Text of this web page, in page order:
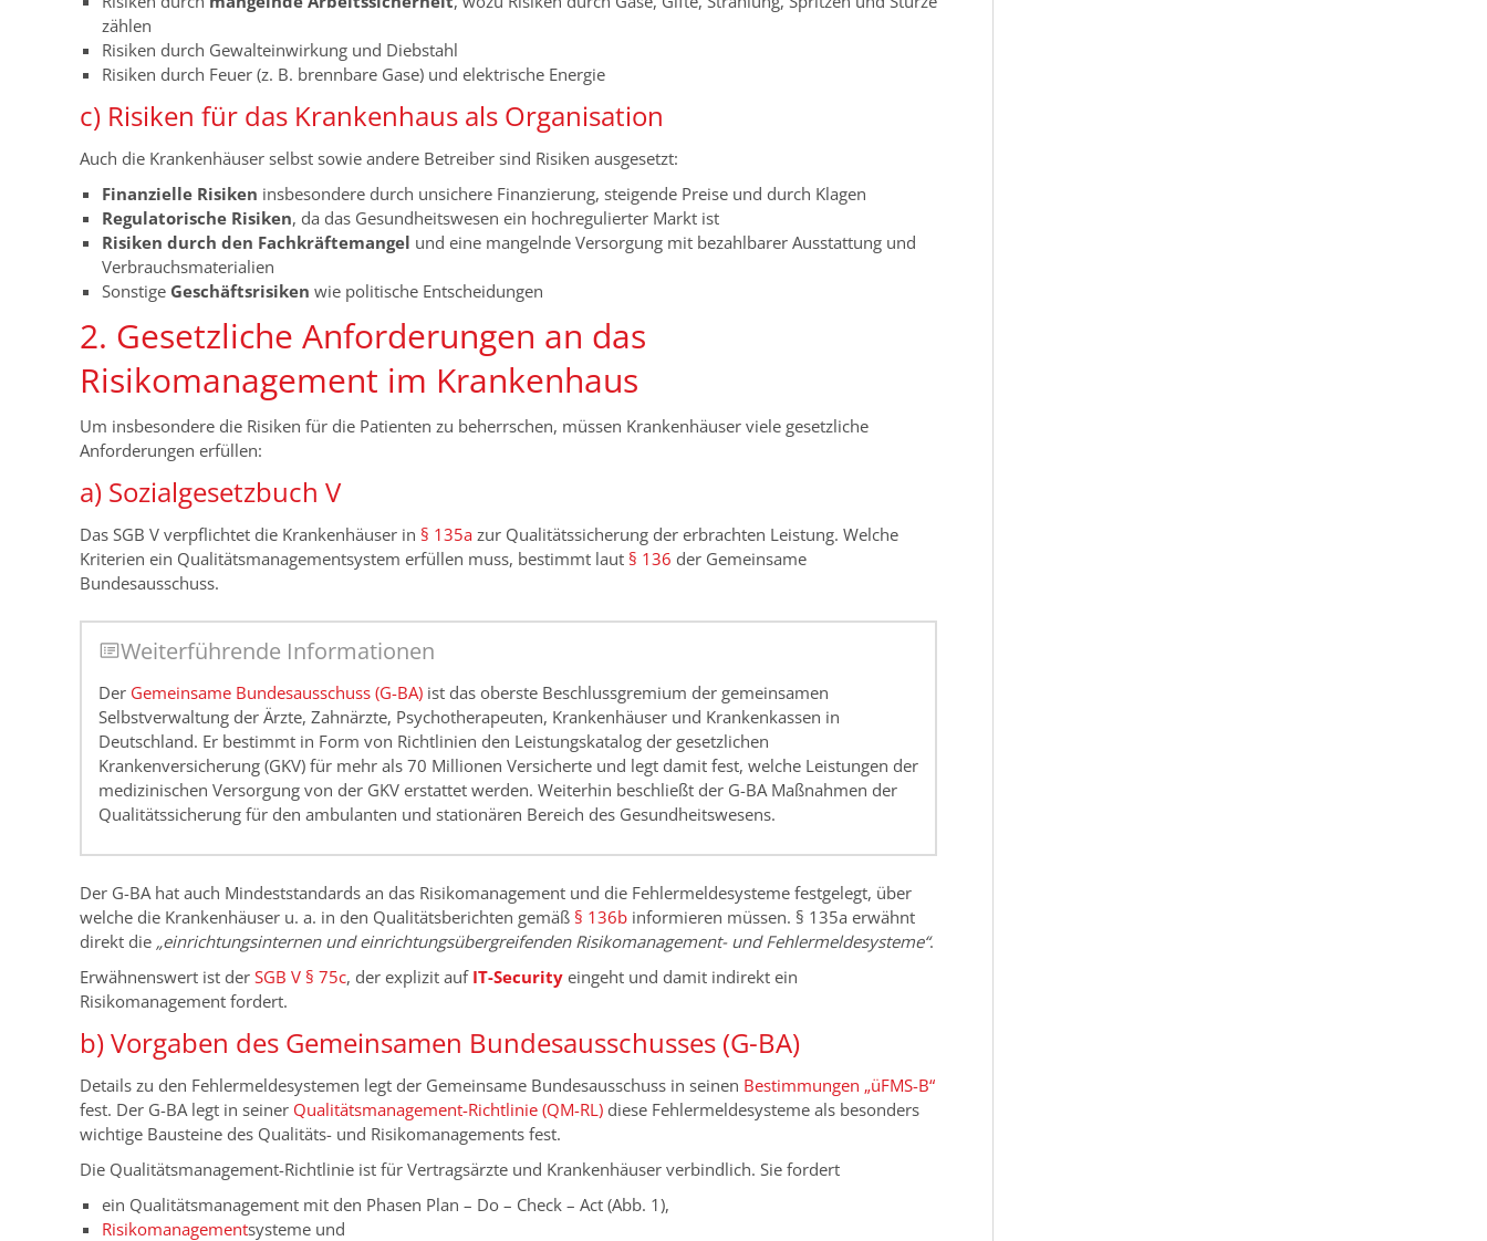
zählen
Risiken durch Gewalteinwirkung und Diebstahl
Risiken durch Feuer (z. B. brennbare Gase) und elektrische Energie
c) Risiken für das Krankenhaus als Organisation
Auch die Krankenhäuser selbst sowie andere Betreiber sind Risiken ausgesetzt:
Finanzielle Risiken insbesondere durch unsichere Finanzierung, steigende Preise und durch Klagen
Regulatorische Risiken, da das Gesundheitswesen ein hochregulierter Markt ist
Risiken durch den Fachkräftemangel und eine mangelnde Versorgung mit bezahlbarer Ausstattung und
Verbrauchsmaterialien
Sonstige Geschäftsrisiken wie politische Entscheidungen
2. Gesetzliche Anforderungen an das
Risikomanagement im Krankenhaus
Um insbesondere die Risiken für die Patienten zu beherrschen, müssen Krankenhäuser viele gesetzliche
Anforderungen erfüllen:
a) Sozialgesetzbuch V
Das SGB V verpflichtet die Krankenhäuser in § 135a zur Qualitätssicherung der erbrachten Leistung. Welche
Kriterien ein Qualitätsmanagementsystem erfüllen muss, bestimmt laut § 136 der Gemeinsame
Bundesausschuss.
Weiterführende Informationen
Der Gemeinsame Bundesausschuss (G-BA) ist das oberste Beschlussgremium der gemeinsamen
Selbstverwaltung der Ärzte, Zahnärzte, Psychotherapeuten, Krankenhäuser und Krankenkassen in
Deutschland. Er bestimmt in Form von Richtlinien den Leistungskatalog der gesetzlichen
Krankenversicherung (GKV) für mehr als 70 Millionen Versicherte und legt damit fest, welche Leistungen der
medizinischen Versorgung von der GKV erstattet werden. Weiterhin beschließt der G-BA Maßnahmen der
Qualitätssicherung für den ambulanten und stationären Bereich des Gesundheitswesens.
Der G-BA hat auch Mindeststandards an das Risikomanagement und die Fehlermeldesysteme festgelegt, über
welche die Krankenhäuser u. a. in den Qualitätsberichten gemäß § 136b informieren müssen. § 135a erwähnt
direkt die „einrichtungsinternen und einrichtungsübergreifenden Risikomanagement- und Fehlermeldesysteme“.
Erwähnenswert ist der SGB V § 75c, der explizit auf IT-Security eingeht und damit indirekt ein
Risikomanagement fordert.
b) Vorgaben des Gemeinsamen Bundesausschusses (G-BA)
Details zu den Fehlermeldesystemen legt der Gemeinsame Bundesausschuss in seinen Bestimmungen „üFMS-B“
fest. Der G-BA legt in seiner Qualitätsmanagement-Richtlinie (QM-RL) diese Fehlermeldesysteme als besonders
wichtige Bausteine des Qualitäts- und Risikomanagements fest.
Die Qualitätsmanagement-Richtlinie ist für Vertragsärzte und Krankenhäuser verbindlich. Sie fordert
ein Qualitätsmanagement mit den Phasen Plan – Do – Check – Act (Abb. 1),
Risikomanagementsysteme und